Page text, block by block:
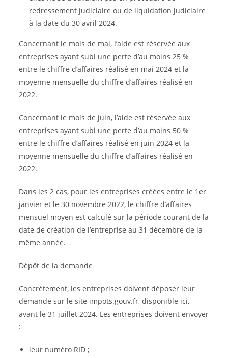
redressement judiciaire ou de liquidation judiciaire
à la date du 30 avril 2024.
Concernant le mois de mai, l’aide est réservée aux
entreprises ayant subi une perte d’au moins 25 %
entre le chiffre d’affaires réalisé en mai 2024 et la
moyenne mensuelle du chiffre d’affaires réalisé en
2022.
Concernant le mois de juin, l’aide est réservée aux
entreprises ayant subi une perte d’au moins 50 %
entre le chiffre d’affaires réalisé en juin 2024 et la
moyenne mensuelle du chiffre d’affaires réalisé en
2022.
Dans les 2 cas, pour les entreprises créées entre le 1er
janvier et le 30 novembre 2022, le chiffre d’affaires
mensuel moyen est calculé sur la période courant de la
date de création de l’entreprise au 31 décembre de la
même année.
Dépôt de la demande
Concrètement, les entreprises doivent déposer leur
demande sur le site impots.gouv.fr, disponible ici,
avant le 31 juillet 2024. Les entreprises doivent envoyer
:
leur numéro RID ;